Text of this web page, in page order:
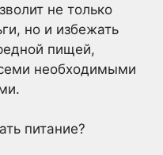
не только
но и избежать
пищей,
необходимыми
питание?